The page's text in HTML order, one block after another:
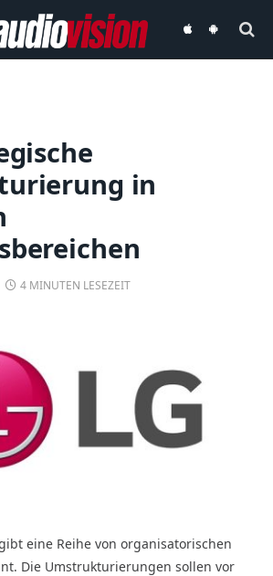
audiovisionaudiovision
in
4 MINUTEN LESEZEIT
eine Reihe von organisatorischen
Die Umstrukturierungen sollen vor